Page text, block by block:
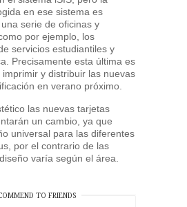
en ese sistema es
serie de oficinas y
por ejemplo, los
servicios estudiantiles y
Precisamente esta última es
y distribuir las nuevas
en verano próximo.
las nuevas tarjetas
un cambio, ya que
universal para las diferentes
por el contrario de las
varía según el área.
TO FRIENDS